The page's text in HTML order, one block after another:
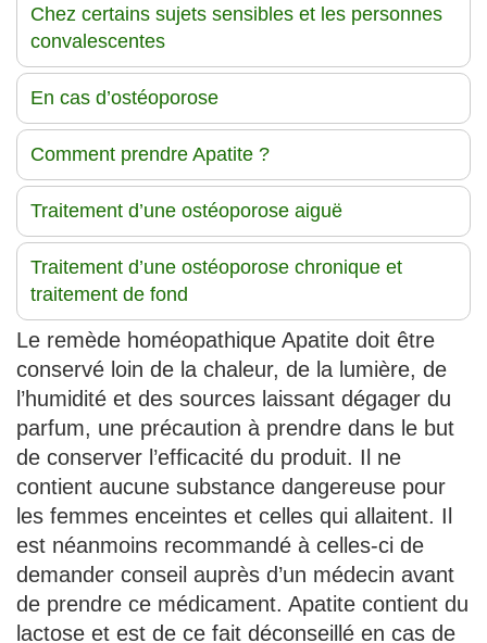
Chez certains sujets sensibles et les personnes
convalescentes
En cas d’ostéoporose
Comment prendre Apatite ?
Traitement d’une ostéoporose aiguë
Traitement d’une ostéoporose chronique et
traitement de fond
Le remède homéopathique Apatite doit être
conservé loin de la chaleur, de la lumière, de
l’humidité et des sources laissant dégager du
parfum, une précaution à prendre dans le but
de conserver l’efficacité du produit. Il ne
contient aucune substance dangereuse pour
les femmes enceintes et celles qui allaitent. Il
est néanmoins recommandé à celles-ci de
demander conseil auprès d’un médecin avant
de prendre ce médicament. Apatite contient du
lactose et est de ce fait déconseillé en cas de